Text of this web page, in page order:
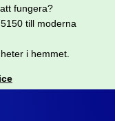
fungera?
till moderna
i hemmet.